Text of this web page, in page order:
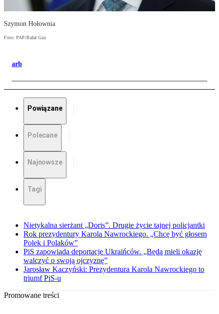
Szymon Hołownia
Foto: PAP/Rafał Guz
arb
Powiązane
Polecane
Najnowsze
Tagi
Nietykalna sierżant „Doris”. Drugie życie tajnej policjantki
Rok prezydentury Karola Nawrockiego. „Chcę być głosem
Polek i Polaków”
PiS zapowiada deportacje Ukraińców. „Będą mieli okazję
walczyć o swoją ojczyznę”
Jarosław Kaczyński: Prezydentura Karola Nawrockiego to
triumf PiS-u
Promowane treści